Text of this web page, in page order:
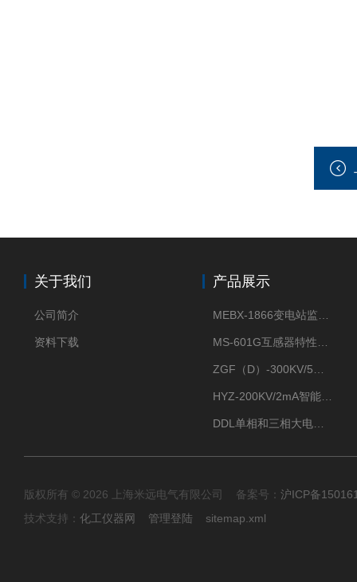
关于我们
公司简介
资料下载
产品展示
版权所有 © 2026 上海米远电气有限公司 备案号： 沪ICP备
技术支持： 化工仪器网 管理登陆 sitemap.xml